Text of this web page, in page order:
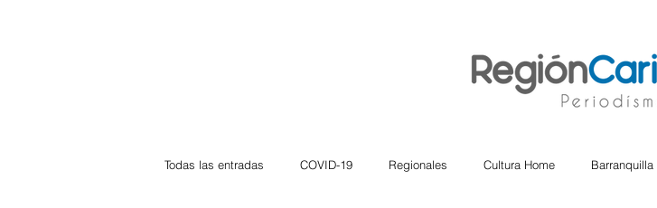
Todas las entradas COVID-19 Regionales Cultura Home Barranquilla